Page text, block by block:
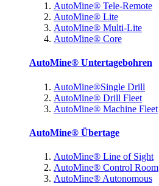
AutoMine® Tele-Remote
AutoMine® Lite
AutoMine® Multi-Lite
AutoMine® Core
AutoMine® Untertagebohren
AutoMine®Single Drill
AutoMine® Drill Fleet
AutoMine® Machine Fleet
AutoMine® Übertage
AutoMine® Line of Sight
AutoMine® Control Room
AutoMine® Autonomous